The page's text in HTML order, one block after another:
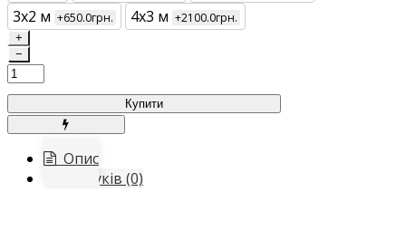
3х2 м +650.0грн. 4х3 м +2100.0грн.
+
−
Купити
Опис
Відгуків (0)